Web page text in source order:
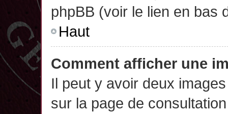
phpBB (voir le lien en bas
Haut
Comment afficher une
Il peut y avoir deux
sur la page de